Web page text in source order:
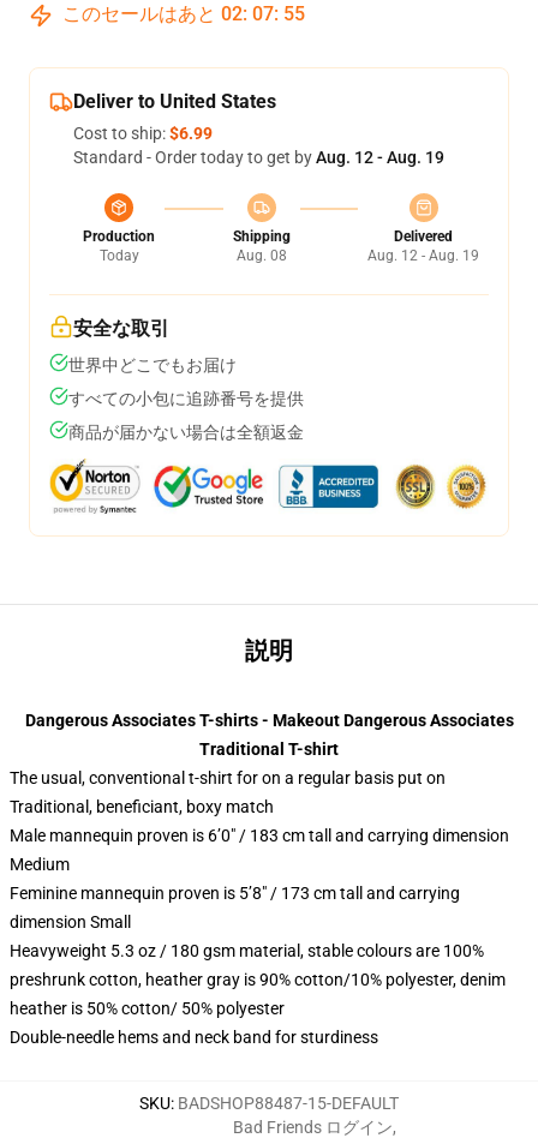
このセールはあと 02: 07: 54
Deliver to United States
Cost to ship:$6.99
Standard - Order today to get byAug. 12 - Aug. 19
Production
Today
Shipping
Aug. 08
Delivered
Aug. 12 - Aug. 19
安全な取引
世界中どこでもお届け
すべての小包に追跡番号を提供
商品が届かない場合は全額返金
説明
Dangerous Associates T-shirts - Makeout Dangerous Associates
Traditional T-shirt
The usual, conventional t-shirt for on a regular basis put on
Traditional, beneficiant, boxy match
Male mannequin proven is 6’0″ / 183 cm tall and carrying dimension
Medium
Feminine mannequin proven is 5’8″ / 173 cm tall and carrying
dimension Small
Heavyweight 5.3 oz / 180 gsm material, stable colours are 100%
preshrunk cotton, heather gray is 90% cotton/10% polyester, denim
heather is 50% cotton/ 50% polyester
Double-needle hems and neck band for sturdiness
SKU: BADSHOP88487-15-DEFAULT
Bad Friends ログイン,